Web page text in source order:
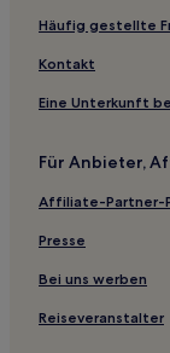
Häufig gestellte
Kontakt
Eine Unterkunft
Für Anbieter,
Affiliate-Partner-
Presse
Bei uns werben
Reiseveranstalter